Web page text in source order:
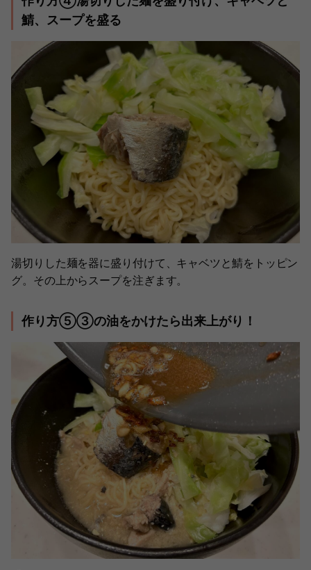
鯖、スープを盛る
湯切りした麺を器に盛り付けて、キャベツと鯖をトッピン
グ。その上からスープを注ぎます。
作り方⑤③の油をかけたら出来上がり！